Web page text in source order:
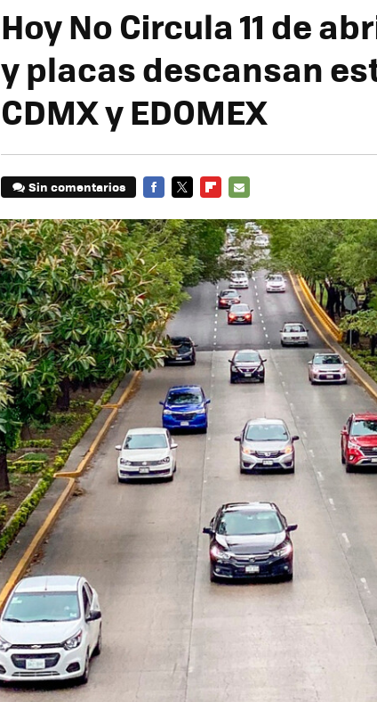
Hoy No Circula 11 de
y placas descansan
CDMX y EDOMEX
Sin comentarios
MAIL